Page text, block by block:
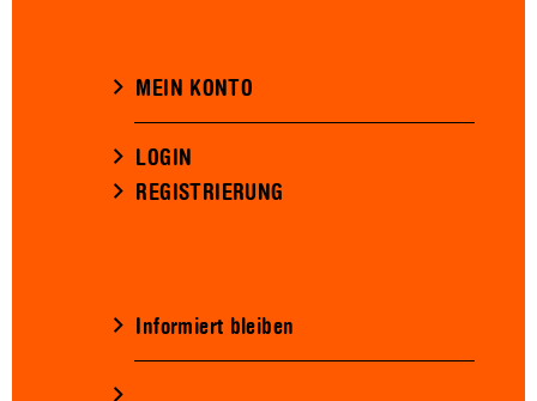
MEIN KONTO
LOGIN
REGISTRIERUNG
Informiert bleiben